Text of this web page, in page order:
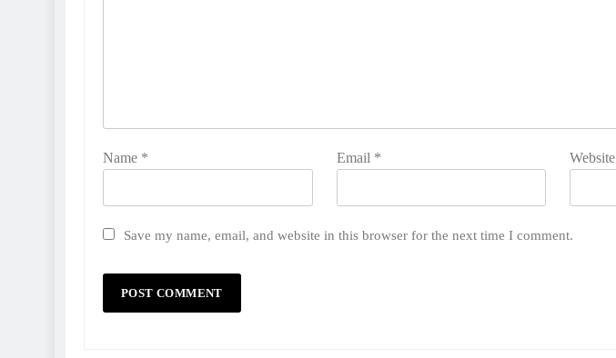
Name * Email * Website
Save my name, email, and website in this browser for the next time I comment.